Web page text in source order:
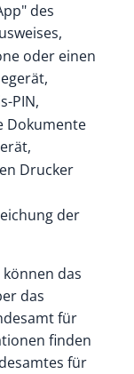
des
oder einen
PIN,
Dokumente
Drucker
der
das
das
für
finden
für